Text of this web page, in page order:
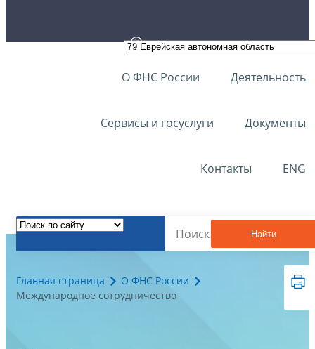
О ФНС России Деятельность
Сервисы и госуслуги Документы
Контакты ENG
Найти
Главная страница
О ФНС России
Международное сотрудничество